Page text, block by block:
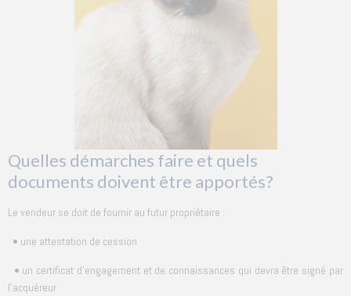
Quelles démarches faire et quels
documents doivent être apportés?
Le vendeur se doit de fournir au futur propriétaire :
• une attestation de cession
• un certificat d'engagement et de connaissances qui devra être signé par
l'acquéreur